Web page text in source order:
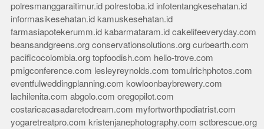
polresmanggaraitimur.id polrestoba.id infotentangkesehatan.id
informasikesehatan.id kamuskesehatan.id
farmasiapotekerumm.id kabarmataram.id cakelifeeveryday.com
beansandgreens.org conservationsolutions.org curbearth.com
pacificocolombia.org topfoodish.com hello-trove.com
pmigconference.com lesleyreynolds.com tomulrichphotos.com
eventfulweddingplanning.com kowloonbaybrewery.com
lachilenita.com abgolo.com oregopilot.com
costaricacasadaretodream.com myfortworthpodiatrist.com
yogaretreatpro.com kristenjanephotography.com sctbrescue.org